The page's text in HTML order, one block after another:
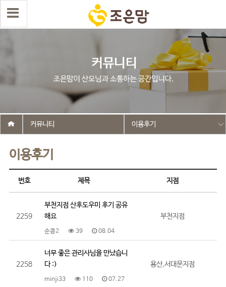
이용후기
커뮤니티 이용후기
번호 제목 지점
2259
부천지점 산후도우미 후기 공유
해요
순콩2 39 08.04
부천지점
2258
너무 좋은 관리사님을 만났습니
다 :)
minji33 110 07.27
용산,서대문지점